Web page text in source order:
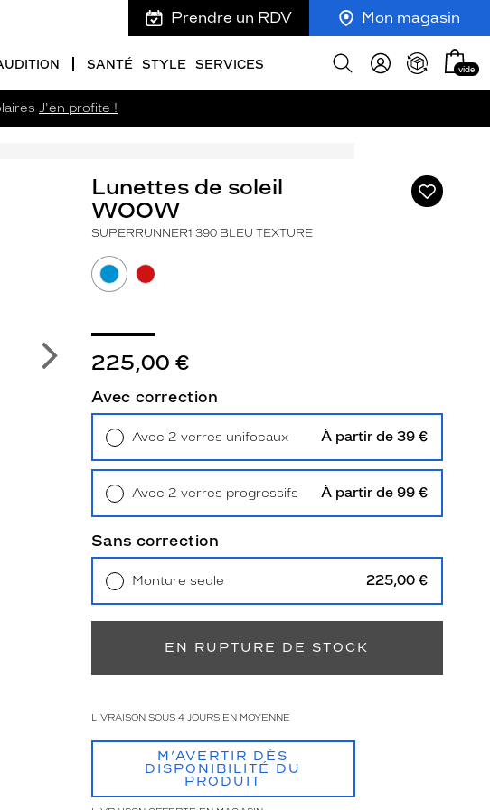
Prendre un RDV Mon magasin
SANTÉ STYLE SERVICES
Afficher
Mon
panier
vide
J'en profite !
Ajouter
à
Suivant
Lunettes de soleil
WOOW
SUPERRUNNER1 390 BLEU TEXTURE
225,00 €
Avec correction
Avec 2 verres unifocaux À partir de 39 €
Avec 2 verres progressifs À partir de 99 €
Sans correction
Monture seule 225,00 €
EN RUPTURE DE STOCK
LIVRAISON SOUS 4 JOURS EN MOYENNE
M’AVERTIR DÈS
DISPONIBILITÉ DU
PRODUIT